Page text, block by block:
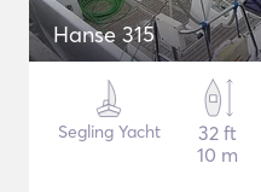
Hanse 315
Segling Yacht
32 ft
10 m